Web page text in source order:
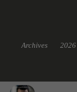
Archives 2026